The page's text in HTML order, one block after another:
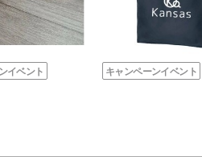
イベント キャンペーンイベント